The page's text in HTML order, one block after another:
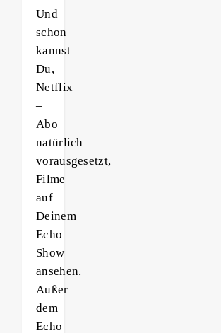
Und
schon
kannst
Du,
Netflix
–
Abo
natürlich
vorausgesetzt,
Filme
auf
Deinem
Echo
Show
ansehen.
Außer
dem
Echo